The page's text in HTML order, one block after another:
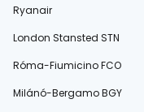
Ryanair
London Stansted STN
Róma-Fiumicino FCO
Milánó-Bergamo BGY